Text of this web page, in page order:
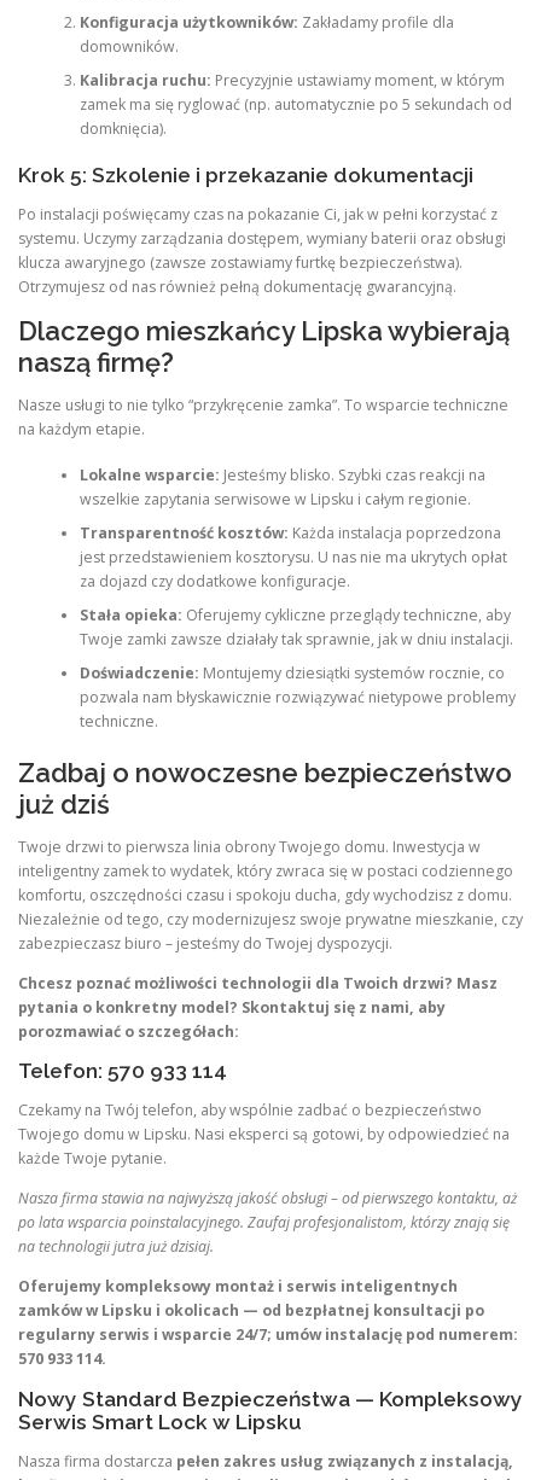
Konfiguracja użytkowników: Zakładamy profile dla
domowników.
Kalibracja ruchu: Precyzyjnie ustawiamy moment, w którym
zamek ma się ryglować (np. automatycznie po 5 sekundach od
domknięcia).
Krok 5: Szkolenie i przekazanie dokumentacji
Po instalacji poświęcamy czas na pokazanie Ci, jak w pełni korzystać z
systemu. Uczymy zarządzania dostępem, wymiany baterii oraz obsługi
klucza awaryjnego (zawsze zostawiamy furtkę bezpieczeństwa).
Otrzymujesz od nas również pełną dokumentację gwarancyjną.
Dlaczego mieszkańcy Lipska wybierają
naszą firmę?
Nasze usługi to nie tylko “przykręcenie zamka”. To wsparcie techniczne
na każdym etapie.
Lokalne wsparcie: Jesteśmy blisko. Szybki czas reakcji na
wszelkie zapytania serwisowe w Lipsku i całym regionie.
Transparentność kosztów: Każda instalacja poprzedzona
jest przedstawieniem kosztorysu. U nas nie ma ukrytych opłat
za dojazd czy dodatkowe konfiguracje.
Stała opieka: Oferujemy cykliczne przeglądy techniczne, aby
Twoje zamki zawsze działały tak sprawnie, jak w dniu instalacji.
Doświadczenie: Montujemy dziesiątki systemów rocznie, co
pozwala nam błyskawicznie rozwiązywać nietypowe problemy
techniczne.
Zadbaj o nowoczesne bezpieczeństwo
już dziś
Twoje drzwi to pierwsza linia obrony Twojego domu. Inwestycja w
inteligentny zamek to wydatek, który zwraca się w postaci codziennego
komfortu, oszczędności czasu i spokoju ducha, gdy wychodzisz z domu.
Niezależnie od tego, czy modernizujesz swoje prywatne mieszkanie, czy
zabezpieczasz biuro – jesteśmy do Twojej dyspozycji.
Chcesz poznać możliwości technologii dla Twoich drzwi? Masz
pytania o konkretny model? Skontaktuj się z nami, aby
porozmawiać o szczegółach:
Telefon: 570 933 114
Czekamy na Twój telefon, aby wspólnie zadbać o bezpieczeństwo
Twojego domu w Lipsku. Nasi eksperci są gotowi, by odpowiedzieć na
każde Twoje pytanie.
Nasza firma stawia na najwyższą jakość obsługi – od pierwszego kontaktu, aż
po lata wsparcia poinstalacyjnego. Zaufaj profesjonalistom, którzy znają się
na technologii jutra już dzisiaj.
Oferujemy kompleksowy montaż i serwis inteligentnych
zamków w Lipsku i okolicach — od bezpłatnej konsultacji po
regularny serwis i wsparcie 24/7; umów instalację pod numerem:
570 933 114.
Nowy Standard Bezpieczeństwa — Kompleksowy
Serwis Smart Lock w Lipsku
Nasza firma dostarcza pełen zakres usług związanych z instalacją,